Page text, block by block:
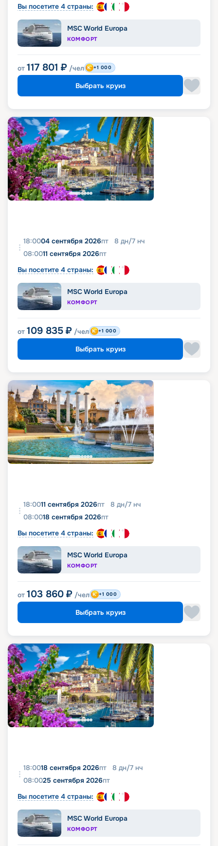
Вы посетите 4 страны:
MSC World Europa
КОМФОРТ
от 117 801 ₽ /чел +1 000
Выбрать круиз
18:0004 сентября 2026пт 8 дн/7 нч
08:0011 сентября 2026пт
Вы посетите 4 страны:
MSC World Europa
КОМФОРТ
от 109 835 ₽ /чел +1 000
Выбрать круиз
18:0011 сентября 2026пт 8 дн/7 нч
08:0018 сентября 2026пт
Вы посетите 4 страны:
MSC World Europa
КОМФОРТ
от 103 860 ₽ /чел +1 000
Выбрать круиз
18:0018 сентября 2026пт 8 дн/7 нч
08:0025 сентября 2026пт
Вы посетите 4 страны:
MSC World Europa
КОМФОРТ